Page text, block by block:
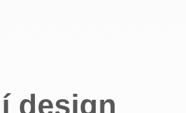
design